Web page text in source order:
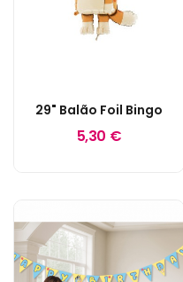
29" Balão Foil Bingo
5,30 €